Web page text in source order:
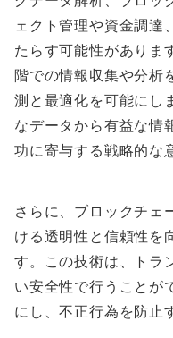
ェクト管理や資金調達
たらす可能性がありま
階での情報収集や分析
測と最適化を可能にし
なデータから有益な情
功に寄与する戦略的な
さらに、ブロックチェ
ける透明性と信頼性を
す。この技術は、トラ
い安全性で行うことが
にし、不正行為を防止